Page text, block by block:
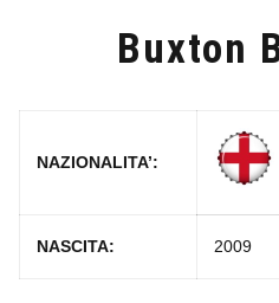
Buxton
NAZIONALITA’:
NASCITA: 2009